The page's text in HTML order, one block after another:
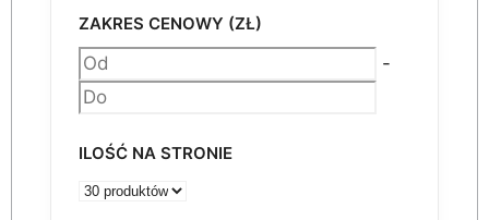
NESTING VHF
Akcesoria
ZAKRES CENOWY (ZŁ)
-
ILOŚĆ NA STRONIE